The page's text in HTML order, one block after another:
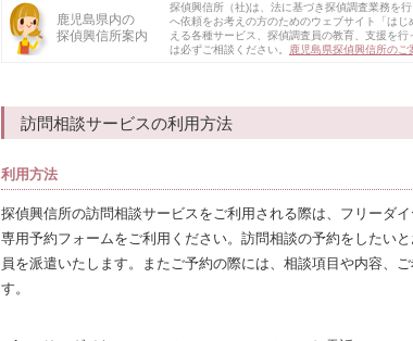
鹿児島県内の
探偵興信所案内
探偵興信所（社)は、法に基づき探偵調査業務を
へ依頼をお考えの方のためのウェブサイト「は
える各種サービス、探偵調査員の教育、支援を
は必ずご相談ください。 鹿児島県探偵興信所のご
訪問相談サービスの利用方法
利用方法
探偵興信所の訪問相談サービスをご利用される際は、フリーダ
専用予約フォームをご利用ください。訪問相談の予約をしたい
員を派遣いたします。またご予約の際には、相談項目や内容、
す。